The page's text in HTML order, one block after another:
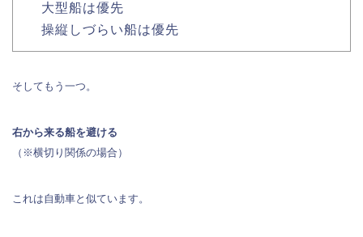
大型船は優先
操縦しづらい船は優先
そしてもう一つ。
右から来る船を避ける
（※横切り関係の場合）
これは自動車と似ています。